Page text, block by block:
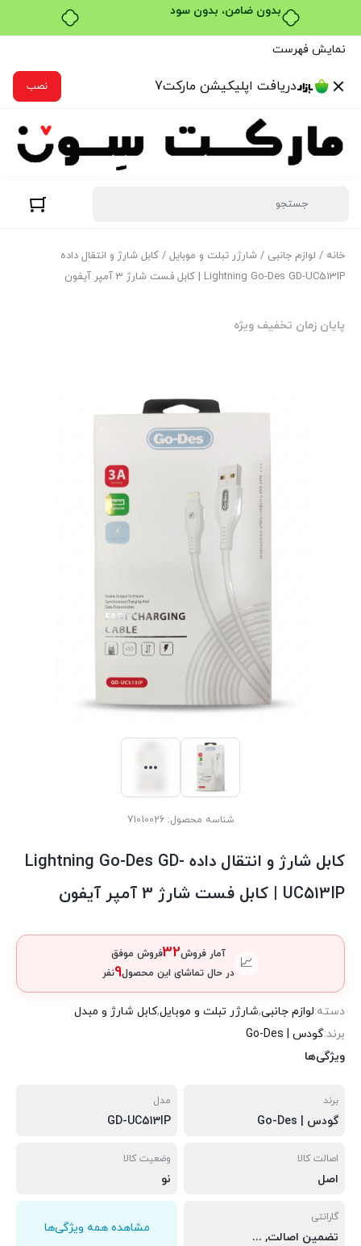
خرید قسطی با ترب‌پی
نمایش فهرست
دریافت اپلیکیشن مارکت7 نصب
خانه / لوازم جانبی / شارژر تبلت و موبایل / کابل شارژ و انتقال داده
Lightning Go-Des GD-UC513IP | کابل فست شارژ 3 آمپر آیفون
پایان زمان تخفیف ویژه
شناسه محصول:71010026
کابل شارژ و انتقال داده Lightning Go-Des GD-
UC513IP | کابل فست شارژ 3 آمپر آیفون
📈
آمار فروش32فروش موفق
در حال تماشای این محصول9نفر
دسته:لوازم جانبی,شارژر تبلت و موبایل,کابل شارژ و مبدل
برند:گودس | Go-Des
ویژگی‌ها
برند
گودس | Go-Des
مدل
GD-UC513IP
اصالت کالا
اصل
وضعیت کالا
نو
گارانتی
تضمین اصالت ,
سلامت فیزیکی
مشاهده همه ویژگی‌ها